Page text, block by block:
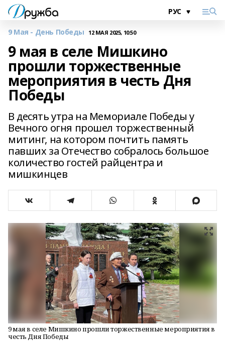
9 Мая - День Победы 12 МАЯ 2025, 10:50
9 мая в селе Мишкино
прошли торжественные
мероприятия в честь Дня
Победы
В десять утра на Мемориале Победы у
Вечного огня прошел торжественный
митинг, на котором почтить память
павших за Отечество собралось большое
количество гостей райцентра и
мишкинцев
9 мая в селе Мишкино прошли торжественные мероприятия в
честь Дня Победы